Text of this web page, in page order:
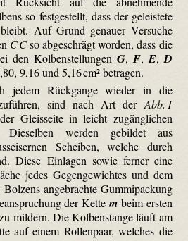
so festgestellt, dass der geleistete
Auf Grund genauer Versuche
C Cso abgeschrägt worden, dass die
den Kolbenstellungen G, F, E, D
9,16 und 5,16 cm² betragen.
jedem Rückgange wieder in die
sind nach Art der Abb. 1
Gleisseite in leicht zugänglichen
Dieselben werden gebildet aus
Scheiben, welche durch
Diese Einlagen sowie ferner eine
jedes Gegengewichtes und dem
angebrachte Gummipackung
der Kette m beim ersten
mildern. Die Kolbenstange läuft am
auf einem Rollenpaar, welches die